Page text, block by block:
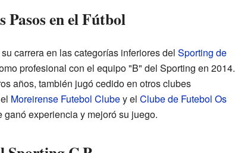
Pasos en el Fútbol
carrera en las categorías inferiores del Sporting de
profesional con el equipo "B" del Sporting en 2014.
años, también jugó cedido en otros clubes
Moreirense Futebol Clubey el Clube de Futebol Os
ganó experiencia y mejoró su juego.